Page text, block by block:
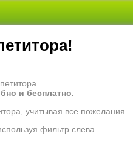
и бесплатно.
учитывая все пожелания.
фильтр слева.